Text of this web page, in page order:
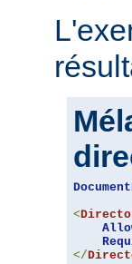
<
</